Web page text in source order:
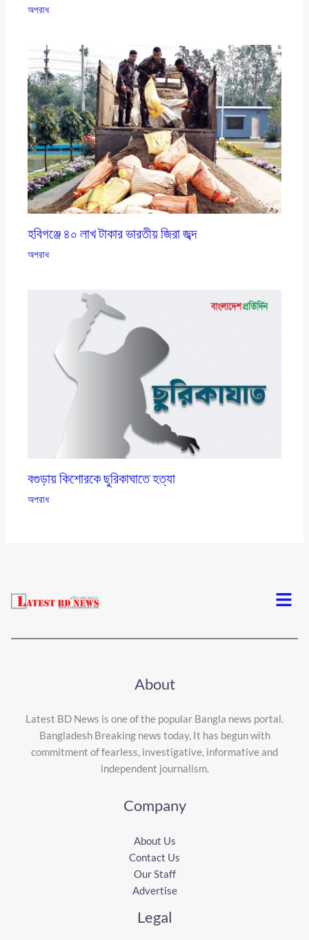
অপরাধ
হবিগঞ্জে ৪০ লাখ টাকার ভারতীয় জিরা জব্দ
অপরাধ
বগুড়ায় কিশোরকে ছুরিকাঘাতে হত্যা
অপরাধ
Menu
About
Latest BD News is one of the popular Bangla news portal.
Bangladesh Breaking news today, It has begun with
commitment of fearless, investigative, informative and
independent journalism.
Company
About Us
Contact Us
Our Staff
Advertise
Legal